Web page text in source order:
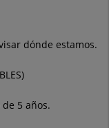
dónde estamos.
5 años.